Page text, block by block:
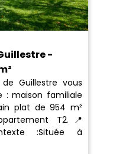
-
Guillestre vous
: maison familiale
plat de 954 m²
T2.📍
:Située à